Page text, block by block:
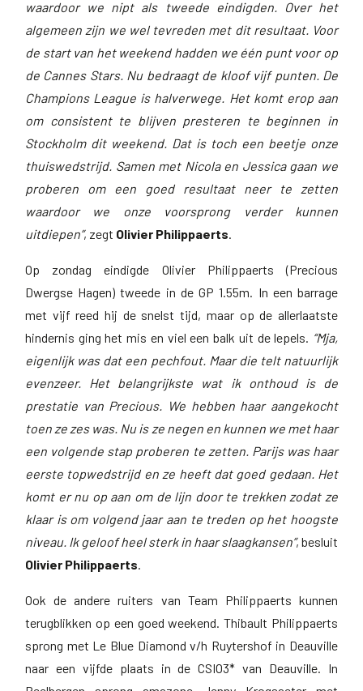
waardoor we nipt als tweede eindigden. Over het
algemeen zijn we wel tevreden met dit resultaat. Voor
de start van het weekend hadden we één punt voor op
de Cannes Stars. Nu bedraagt de kloof vijf punten. De
Champions League is halverwege. Het komt erop aan
om consistent te blijven presteren te beginnen in
Stockholm dit weekend. Dat is toch een beetje onze
thuiswedstrijd. Samen met Nicola en Jessica gaan we
proberen om een goed resultaat neer te zetten
waardoor we onze voorsprong verder kunnen
uitdiepen”, zegt Olivier Philippaerts.
Op zondag eindigde Olivier Philippaerts (Precious
Dwergse Hagen) tweede in de GP 1.55m. In een barrage
met vijf reed hij de snelst tijd, maar op de allerlaatste
hindernis ging het mis en viel een balk uit de lepels. “Mja,
eigenlijk was dat een pechfout. Maar die telt natuurlijk
evenzeer. Het belangrijkste wat ik onthoud is de
prestatie van Precious. We hebben haar aangekocht
toen ze zes was. Nu is ze negen en kunnen we met haar
een volgende stap proberen te zetten. Parijs was haar
eerste topwedstrijd en ze heeft dat goed gedaan. Het
komt er nu op aan om de lijn door te trekken zodat ze
klaar is om volgend jaar aan te treden op het hoogste
niveau. Ik geloof heel sterk in haar slaagkansen”, besluit
Olivier Philippaerts.
Ook de andere ruiters van Team Philippaerts kunnen
terugblikken op een goed weekend. Thibault Philippaerts
sprong met Le Blue Diamond v/h Ruytershof in Deauville
naar een vijfde plaats in de CSIO3* van Deauville. In